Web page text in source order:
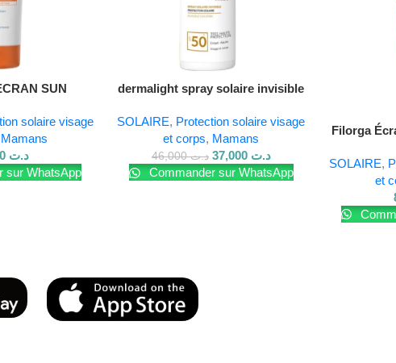
SUN
solaire visage
Mamans
د.ت 55,900
sur WhatsApp
dermalight spray solaire invisible
SOLAIRE, Protection solaire visage
et corps, Mamans
د.ت46,000 د.ت 37,000
Commander sur WhatsApp
Filorga
SOLAIRE,
et